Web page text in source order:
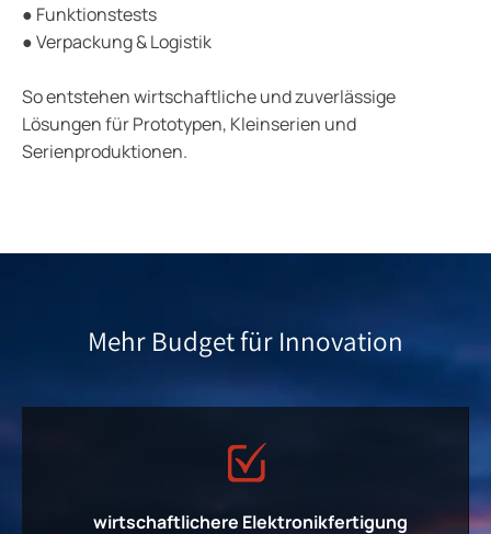
● Funktionstests
● Verpackung & Logistik
So entstehen wirtschaftliche und zuverlässige
Lösungen für Prototypen, Kleinserien und
Serienproduktionen.
Mehr Budget für Innovation
wirtschaftlichere Elektronikfertigung